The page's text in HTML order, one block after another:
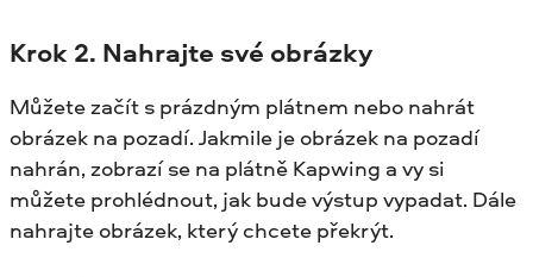
Krok 2. Nahrajte své obrázky
Můžete začít s prázdným plátnem nebo nahrát
obrázek na pozadí. Jakmile je obrázek na pozadí
nahrán, zobrazí se na plátně Kapwing a vy si
můžete prohlédnout, jak bude výstup vypadat. Dále
nahrajte obrázek, který chcete překrýt.